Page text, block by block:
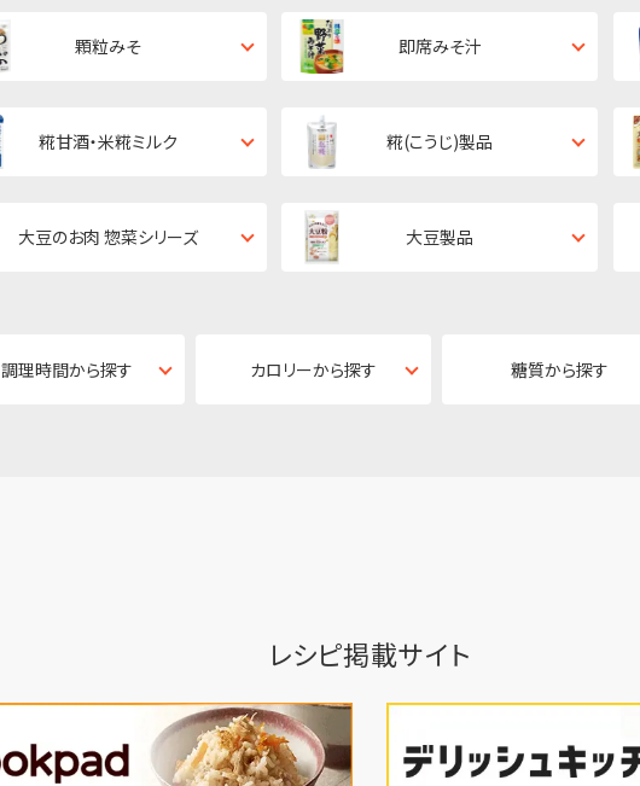
顆粒みそ 即席みそ汁
糀甘酒・米糀ミルク 糀(こうじ)製品
大豆のお肉 惣菜シリーズ 大豆製品
調理時間から探す カロリーから探す 糖質から探す
レシピ掲載サイト